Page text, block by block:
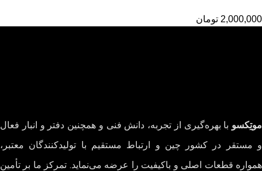
2,000,000 تومان
موتِکسو با بهره‌گیری از تجربه، دانش فنی و همچنین دفتر و انبار فعال
و مستقر در کشور چین و ارتباط مستقیم با تولیدکنندگان معتبر،
همواره قطعات اصلی و باکیفیت را عرضه می‌نماید. تمرکز ما بر تأمین